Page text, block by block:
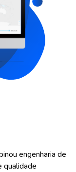
engenharia de
qualidade